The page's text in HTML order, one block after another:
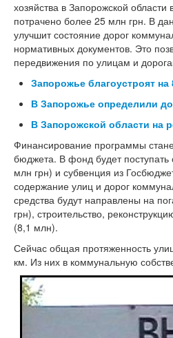
хозяйства в Запорожской
потрачено более 25 млн грн. В
улучшит состояние дорог
нормативных документов. Это
передвижения по улицам и
Запорожье благоустроят на
В Запорожье определили
В Запорожской области на
Финансирование программы
бюджета. В фонд будет поступать
млн грн) и субвенция из
содержание улиц и дорог
средства будут направлены на
грн), строительство,
(8,1 млн).
Сейчас общая протяженность
км. Из них в коммунальную